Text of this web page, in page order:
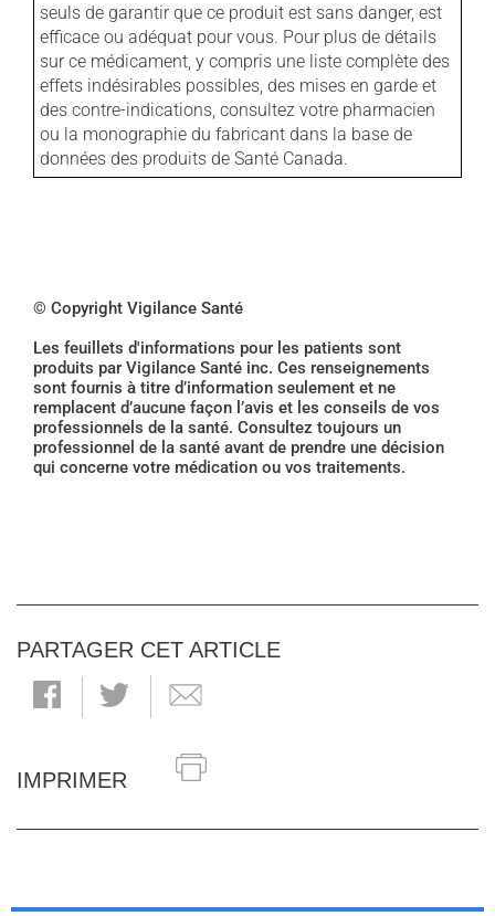
seuls de garantir que ce produit est sans danger, est
efficace ou adéquat pour vous. Pour plus de détails
sur ce médicament, y compris une liste complète des
effets indésirables possibles, des mises en garde et
des contre-indications, consultez votre pharmacien
ou la monographie du fabricant dans la base de
données des produits de Santé Canada.
© Copyright Vigilance Santé
Les feuillets d'informations pour les patients sont
produits par Vigilance Santé inc. Ces renseignements
sont fournis à titre d’information seulement et ne
remplacent d’aucune façon l’avis et les conseils de vos
professionnels de la santé. Consultez toujours un
professionnel de la santé avant de prendre une décision
qui concerne votre médication ou vos traitements.
PARTAGER CET ARTICLE
IMPRIMER